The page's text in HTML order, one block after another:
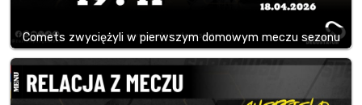
Comets zwyciężyli w pierwszym domowym meczu sezonu